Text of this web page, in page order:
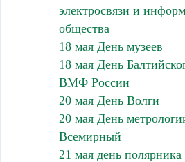
электросвязи и
общества
18 мая День музеев
18 мая День
ВМФ России
20 мая День Волги
20 мая День
Всемирный
21 мая день полярника